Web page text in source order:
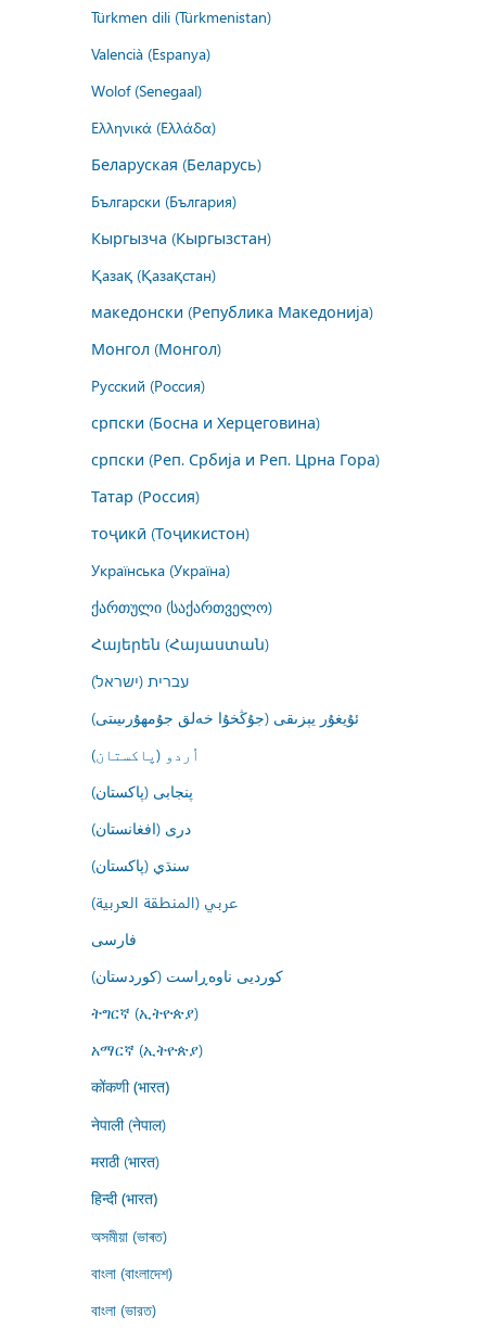
Türkmen dili (Türkmenistan)
Valencià (Espanya)
Wolof (Senegaal)
Ελληνικά (Ελλάδα)
Беларуская (Беларусь)
Български (България)
Кыргызча (Кыргызстан)
Қазақ (Қазақстан)
македонски (Република Македонија)
Монгол (Монгол)
Русский (Россия)
српски (Босна и Херцеговина)
српски (Реп. Србија и Реп. Црна Гора)
Татар (Россия)
тоҷикӣ (Тоҷикистон)
Українська (Україна)
ქართული (საქართველო)
Հայերեն (Հայաստան)
עברית (ישראל)
ئۇيغۇر يېزىقى (جۇڭخۇا خەلق جۇمھۇرىيىتى)
اُردو (پاکستان)
پنجابی (پاکستان)
درى (افغانستان)
سنڌي (پاکستان)
عربي (المنطقة العربية)
فارسى
کوردیی ناوەڕاست (کوردستان)
ትግርኛ (ኢትዮጵያ)
አማርኛ (ኢትዮጵያ)
कोंकणी (भारत)
नेपाली (नेपाल)
मराठी (भारत)
हिन्दी (भारत)
অসমীয়া (ভাৰত)
বাংলা (বাংলাদেশ)
বাংলা (ভারত)